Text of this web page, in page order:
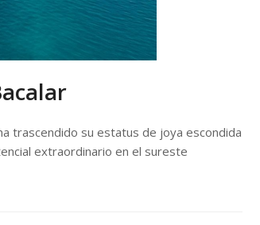
trascendido su estatus de joya escondida
extraordinario en el sureste